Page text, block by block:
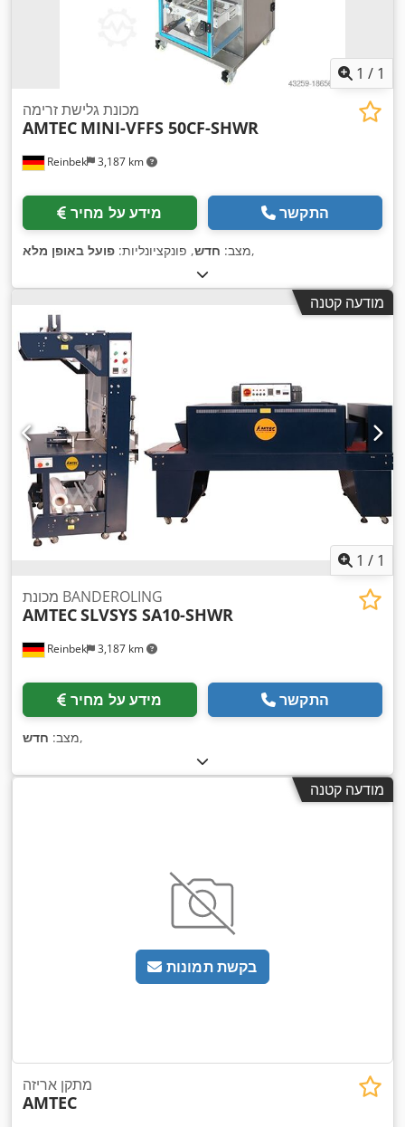
1 / 1
Reinbek 3,187 km
מכונת גלישת זרימה
AMTEC MINI-VFFS 50CF-SHWR
מידע על מחיר התקשר
מצב: חדש, פונקציונליות: פועל באופן מלא ,
מודעה קטנה
1 / 1
Reinbek 3,187 km
מכונת BANDEROLING
AMTECSLVSYS SA10-SHWR
מידע על מחיר התקשר
מצב: חדש ,
מודעה קטנה
בקשת תמונות
מתקן אריזה
AMTEC